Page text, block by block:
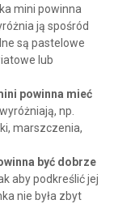
mini powinna
ją spośród
są pastelowe
lub
powinna mieć
np.
marszczenia,
być dobrze
aby podkreślić jej
nie była zbyt